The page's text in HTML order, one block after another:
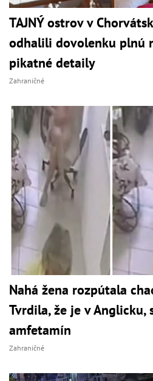
TAJNÝ ostrov v
odhalili dovolenku plnú
pikatné detaily
Zahraničné
Nahá žena rozpútala
Tvrdila, že je v Anglicku,
amfetamín
Zahraničné